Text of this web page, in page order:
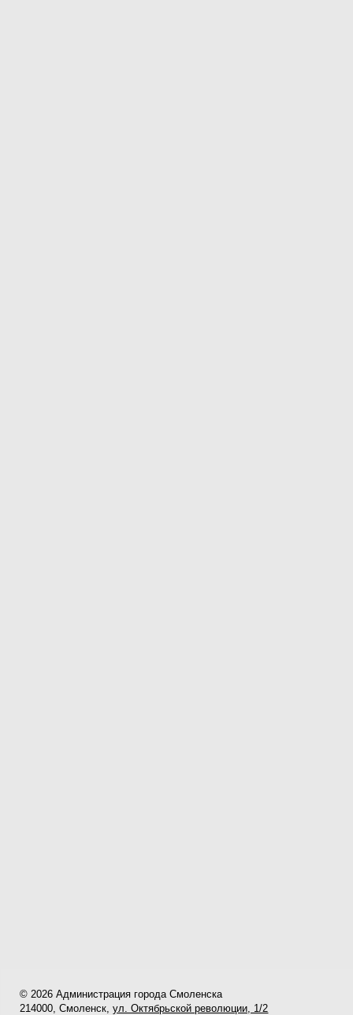
© 2026 Администрация города Смоленска
214000, Смоленск,ул. Октябрьской революции, 1/2